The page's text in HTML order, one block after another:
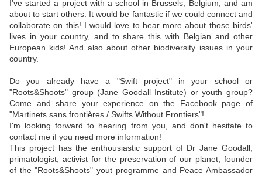
I've started a project with a school in Brussels, Belgium, and am
about to start others. It would be fantastic if we could connect and
collaborate on this! I would love to hear more about those birds'
lives in your country, and to share this with Belgian and other
European kids! And also about other biodiversity issues in your
country.
Do you already have a "Swift project" in your school or
"Roots&Shoots" group (Jane Goodall Institute) or youth group?
Come and share your experience on the Facebook page of
"Martinets sans frontières / Swifts Without Frontiers"!
I'm looking forward to hearing from you, and don't hesitate to
contact me if you need more information!
This project has the enthousiastic support of Dr Jane Goodall,
primatologist, activist for the preservation of our planet, founder
of the "Roots&Shoots" yout programme and Peace Ambassador